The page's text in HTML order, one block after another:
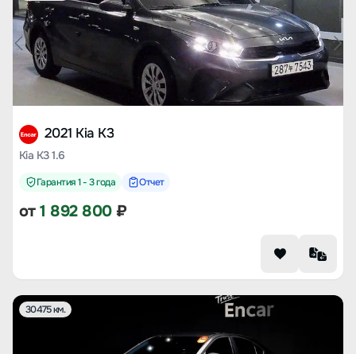
2021 Kia K3
Kia K3 1.6
Гарантия 1 - 3 года Отчет
от1 892 800₽
30475 км.